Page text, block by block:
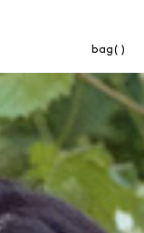
bag( )